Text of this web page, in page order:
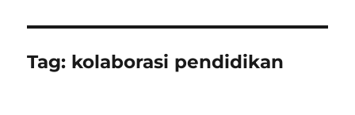
Tag: kolaborasi pendidikan